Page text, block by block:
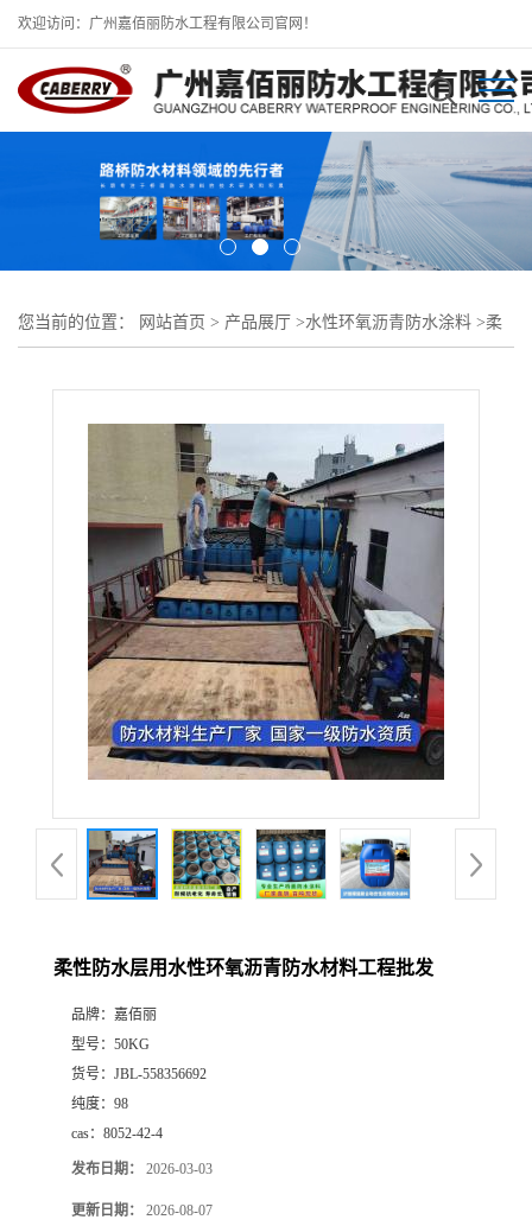
欢迎访问：广州嘉佰丽防水工程有限公司官网！
您当前的位置： 网站首页 > 产品展厅 >水性环氧沥青防水涂料 >柔
柔性防水层用水性环氧沥青防水材料工程批发
品牌： 嘉佰丽
型号： 50KG
货号： JBL-558356692
纯度： 98
cas： 8052-42-4
发布日期： 2026-03-03
更新日期： 2026-08-07